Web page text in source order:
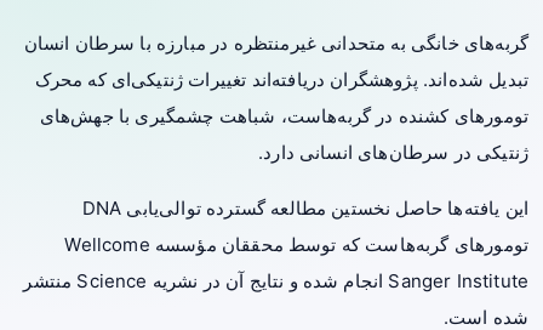
گربه‌های خانگی به متحدانی غیرمنتظره در مبارزه با سرطان انسان
تبدیل شده‌اند. پژوهشگران دریافته‌اند تغییرات ژنتیکی‌ای که محرک
تومورهای کشنده در گربه‌هاست، شباهت چشمگیری با جهش‌های
ژنتیکی در سرطان‌های انسانی دارد.
این یافته‌ها حاصل نخستین مطالعه گسترده توالی‌یابی DNA
تومورهای گربه‌هاست که توسط محققان مؤسسه Wellcome
Sanger Institute انجام شده و نتایج آن در نشریه Science منتشر
شده است.